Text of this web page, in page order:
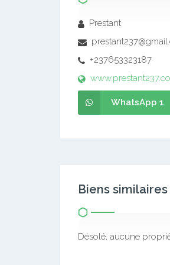
Prestant
+237653323187
WhatsApp 1
Biens similaires
Désolé, aucune